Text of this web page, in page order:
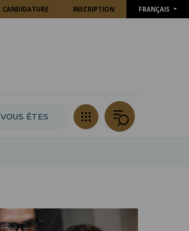
CANDIDATURE INSCRIPTION FRANÇAIS
VOUS ÊTES